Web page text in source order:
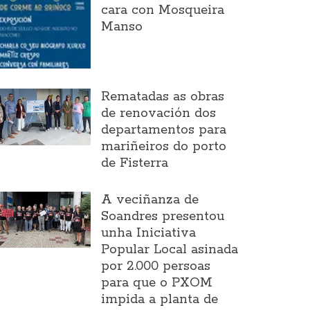
cara con Mosqueira
Manso
Rematadas as obras
de renovación dos
departamentos para
mariñeiros do porto
de Fisterra
A veciñanza de
Soandres presentou
unha Iniciativa
Popular Local asinada
por 2.000 persoas
para que o PXOM
impida a planta de